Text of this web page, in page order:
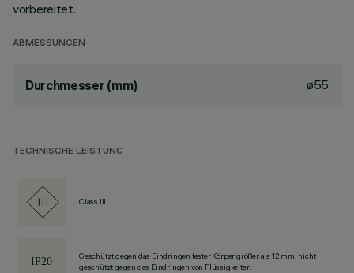
vorbereitet.
ABMESSUNGEN
Durchmesser (mm) ø55
TECHNISCHE LEISTUNG
Class III
Geschützt gegen das Eindringen fester Körper größer als 12 mm, nicht
geschützt gegen das Eindringen von Flüssigkeiten.